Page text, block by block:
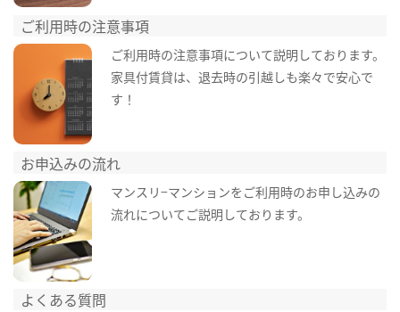
ご利用時の注意事項
ご利用時の注意事項について説明しております。
家具付賃貸は、退去時の引越しも楽々で安心で
す！
お申込みの流れ
マンスリ−マンションをご利用時のお申し込みの
流れについてご説明しております。
よくある質問